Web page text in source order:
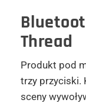
Thread
Produkt pod
trzy przyciski.
sceny